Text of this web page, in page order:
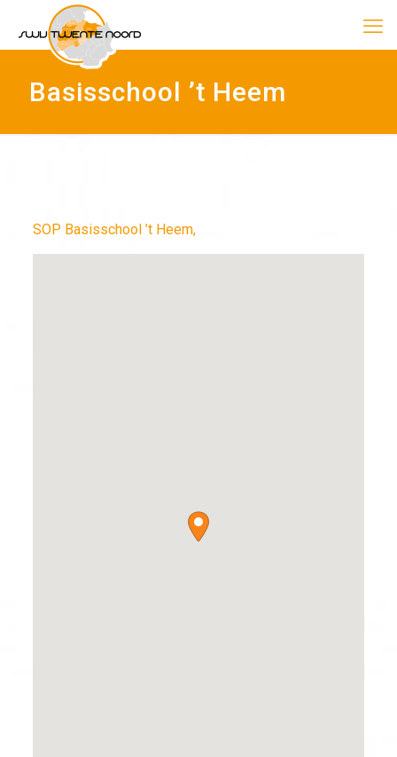
Basisschool ’t Heem
SOP Basisschool ’t Heem,